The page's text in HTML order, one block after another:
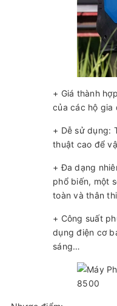
+ Giá thành
của các hộ gia
+ Dễ sử dụng:
thuật cao để
+ Đa dạng
phổ biến, một
toàn và thân
+ Công suất
dụng điện cơ
sáng…